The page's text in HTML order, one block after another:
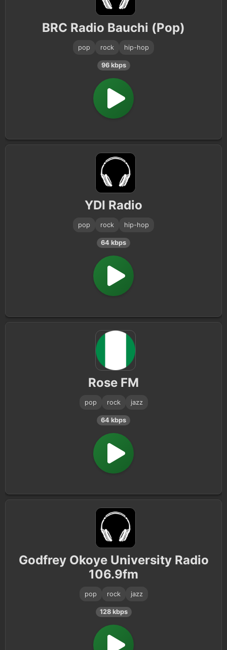
BRC Radio Bauchi (Pop)
pop rock hip-hop
96 kbps
YDI Radio
pop rock hip-hop
64 kbps
Rose FM
pop rock jazz
64 kbps
Godfrey Okoye University Radio
106.9fm
pop rock jazz
128 kbps